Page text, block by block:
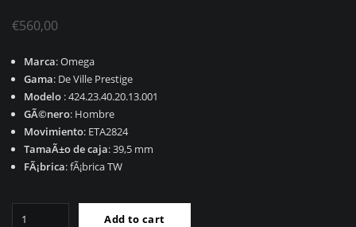
€560,00
Marca: Omega
Gama: De Ville Prestige
Modelo: 424.23.40.20.13.001
GÃ©nero: Hombre
Movimiento: ETA2824
TamaÃ±o de caja: 39,5 mm
FÃ¡brica: fÃ¡brica TW
Add to cart